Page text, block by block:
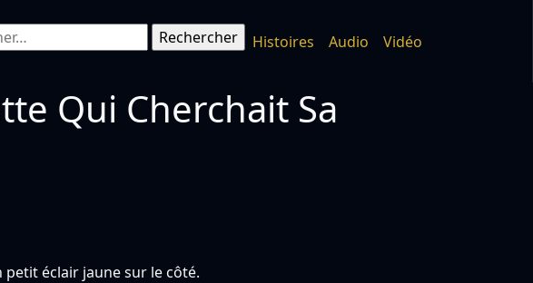
: Histoires Audio Vidéo
Qui Cherchait Sa
petit éclair jaune sur le côté.